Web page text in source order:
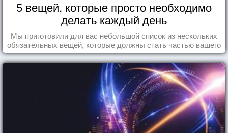
5 вещей, которые просто необходимо
делать каждый день
Мы приготовили для вас небольшой список из нескольких
обязательных вещей, которые должны стать частью вашего
дня.